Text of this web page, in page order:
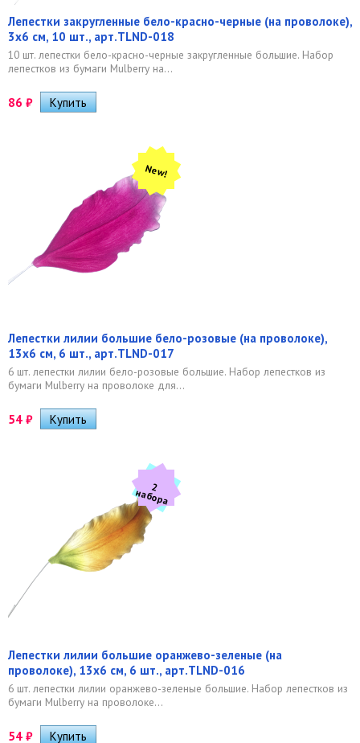
Лепестки закругленные бело-красно-черные (на проволоке),
3х6 см, 10 шт., арт.TLND-018
10 шт. лепестки бело-красно-черные закругленные большие. Набор
лепестков из бумаги Mulberry на...
86 ₽
New!
Лепестки лилии большие бело-розовые (на проволоке),
13х6 см, 6 шт., арт.TLND-017
6 шт. лепестки лилии бело-розовые большие. Набор лепестков из
бумаги Mulberry на проволоке для...
54 ₽
2
н
а
б
о
р
а
Лепестки лилии большие оранжево-зеленые (на
проволоке), 13х6 см, 6 шт., арт.TLND-016
6 шт. лепестки лилии оранжево-зеленые большие. Набор лепестков из
бумаги Mulberry на проволоке...
54 ₽